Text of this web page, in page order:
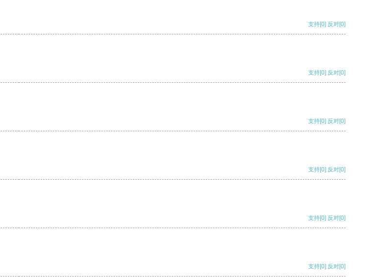
支持[0] 反对[0]
支持[0] 反对[0]
支持[0] 反对[0]
支持[0] 反对[0]
支持[0] 反对[0]
支持[0] 反对[0]